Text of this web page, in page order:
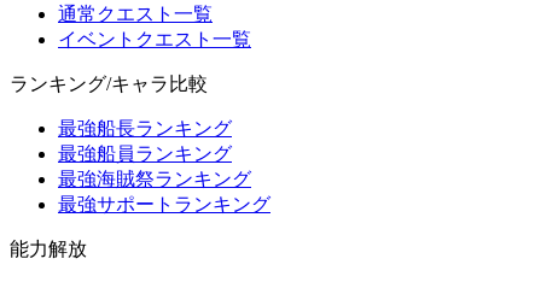
通常クエスト一覧
イベントクエスト一覧
ランキング/キャラ比較
最強船長ランキング
最強船員ランキング
最強海賊祭ランキング
最強サポートランキング
能力解放